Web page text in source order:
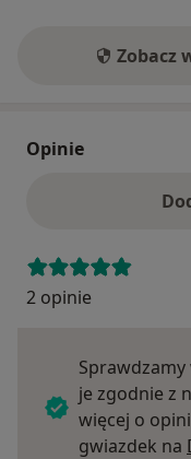
Zobacz
Opinie
2 opinie
je zgodnie z
więcej o
gwiazdek na